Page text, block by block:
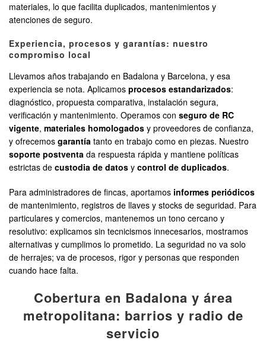
materiales, lo que facilita duplicados, mantenimientos y
atenciones de seguro.
Experiencia, procesos y garantías: nuestro
compromiso local
Llevamos años trabajando en Badalona y Barcelona, y esa
experiencia se nota. Aplicamos procesos estandarizados:
diagnóstico, propuesta comparativa, instalación segura,
verificación y mantenimiento. Operamos con seguro de RC
vigente, materiales homologados y proveedores de confianza,
y ofrecemos garantía tanto en trabajo como en piezas. Nuestro
soporte postventa da respuesta rápida y mantiene políticas
estrictas de custodia de datos y control de duplicados.
Para administradores de fincas, aportamos informes periódicos
de mantenimiento, registros de llaves y stocks de seguridad. Para
particulares y comercios, mantenemos un tono cercano y
resolutivo: explicamos sin tecnicismos innecesarios, mostramos
alternativas y cumplimos lo prometido. La seguridad no va solo
de herrajes; va de procesos, rigor y personas que responden
cuando hace falta.
Cobertura en Badalona y área
metropolitana: barrios y radio de
servicio